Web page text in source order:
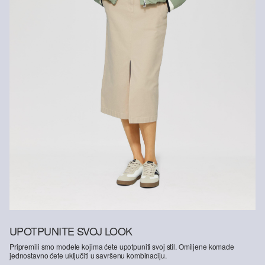
Vlakna s certifikatom održivosti
za prirodna vlakna iz obnovljivih izvora. Naše sirovine uzgajaju se
na način kojim se štede resursi.
Podržavamo Better Cotton: Kad se odlučite za naše pamučne
proizvode, podržavate našu investiciju u misiju „Better Cotton”,
pridonosite opstanku i dobrobiti poljoprivrednih zajednica, a
istovremeno štitite i oporavljate okoliš. Better Cotton pruža podršku
poljoprivrednim zajednicama u društvenom, ekološkom i
ekonomskom pogledu tako što ih osposobljava za održivije metode
uzgoja. Ovaj proizvod proizvodi se preko sustava masene bilance i
stoga možda ne sadrži Better Cotton.Više informacija o tome
soliver-group.com
UPOTPUNITE SVOJ LOOK
Pripremili smo modele kojima ćete upotpuniti svoj stil. Omiljene komade
jednostavno ćete uključiti u savršenu kombinaciju.